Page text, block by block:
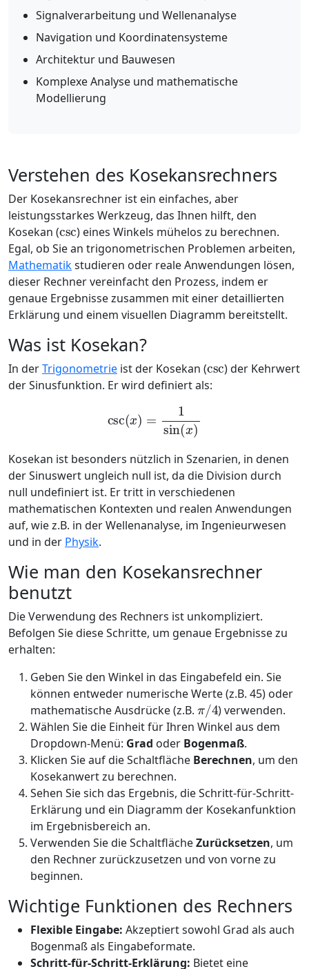
Signalverarbeitung und Wellenanalyse
Navigation und Koordinatensysteme
Architektur und Bauwesen
Komplexe Analyse und mathematische
Modellierung
Verstehen des Kosekansrechners
Der Kosekansrechner ist ein einfaches, aber
leistungsstarkes Werkzeug, das Ihnen hilft, den
Kosekan (
csc
) eines Winkels mühelos zu berechnen.
Egal, ob Sie an trigonometrischen Problemen arbeiten,
Mathematikstudieren oder reale Anwendungen lösen,
dieser Rechner vereinfacht den Prozess, indem er
genaue Ergebnisse zusammen mit einer detaillierten
Erklärung und einem visuellen Diagramm bereitstellt.
Was ist Kosekan?
In derTrigonometrie ist der Kosekan (
) der Kehrwert
der Sinusfunktion. Er wird definiert als:
sin(
Kosekan ist besonders nützlich in Szenarien, in denen
der Sinuswert ungleich null ist, da die Division durch
null undefiniert ist. Er tritt in verschiedenen
mathematischen Kontexten und realen Anwendungen
auf, wie z.B. in der Wellenanalyse, im Ingenieurwesen
und in der Physik.
Wie man den Kosekansrechner
benutzt
Die Verwendung des Rechners ist unkompliziert.
Befolgen Sie diese Schritte, um genaue Ergebnisse zu
erhalten:
Geben Sie den Winkel in das Eingabefeld ein. Sie
können entweder numerische Werte (z.B. 45) oder
mathematische Ausdrücke (z.B.
π/4
) verwenden.
Wählen Sie die Einheit für Ihren Winkel aus dem
Dropdown-Menü: Grad oder Bogenmaß.
Klicken Sie auf die Schaltfläche Berechnen, um den
Kosekanwert zu berechnen.
Sehen Sie sich das Ergebnis, die Schritt-für-Schritt-
Erklärung und ein Diagramm der Kosekanfunktion
im Ergebnisbereich an.
Verwenden Sie die SchaltflächeZurücksetzen, um
den Rechner zurückzusetzen und von vorne zu
beginnen.
Wichtige Funktionen des Rechners
Flexible Eingabe: Akzeptiert sowohl Grad als auch
Bogenmaß als Eingabeformate.
Schritt-für-Schritt-Erklärung: Bietet eine